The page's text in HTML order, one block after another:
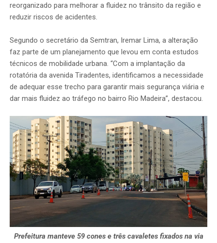
reorganizado para melhorar a fluidez no trânsito da região e
reduzir riscos de acidentes.
Segundo o secretário da Semtran, Iremar Lima, a alteração
faz parte de um planejamento que levou em conta estudos
técnicos de mobilidade urbana. “Com a implantação da
rotatória da avenida Tiradentes, identificamos a necessidade
de adequar esse trecho para garantir mais segurança viária e
dar mais fluidez ao tráfego no bairro Rio Madeira”, destacou.
Prefeitura manteve 59 cones e três cavaletes fixados na via